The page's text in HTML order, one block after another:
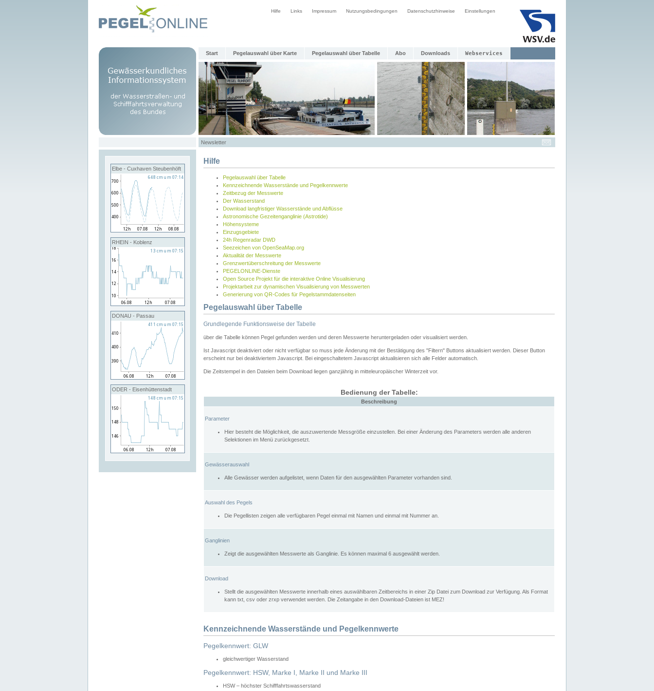
Hilfe Links Impressum Nutzungsbedingungen Datenschutzhinweise Einstellungen
Start Pegelauswahl über Karte Pegelauswahl über Tabelle Abo Downloads Webservices
Newsletter
Elbe - Cuxhaven Steubenhöft
RHEIN - Koblenz
DONAU - Passau
ODER - Eisenhüttenstadt
Hilfe
Pegelauswahl über Tabelle
Kennzeichnende Wasserstände und Pegelkennwerte
Zeitbezug der Messwerte
Der Wasserstand
Download langfristiger Wasserstände und Abflüsse
Astronomische Gezeitenganglinie (Astrotide)
Höhensysteme
Einzugsgebiete
24h Regenradar DWD
Seezeichen von OpenSeaMap.org
Aktualität der Messwerte
Grenzwertüberschreitung der Messwerte
PEGELONLINE-Dienste
Open Source Projekt für die interaktive Online Visualisierung
Projektarbeit zur dynamischen Visualisierung von Messwerten
Generierung von QR-Codes für Pegelstammdatenseiten
Pegelauswahl über Tabelle
Grundlegende Funktionsweise der Tabelle
über die Tabelle können Pegel gefunden werden und deren Messwerte heruntergeladen oder visualisiert werden.
Ist Javascript deaktiviert oder nicht verfügbar so muss jede Änderung mit der Bestätigung des "Filtern" Buttons aktualisiert werden. Dieser Button
erscheint nur bei deaktiviertem Javascript. Bei eingeschaltetem Javascript aktualisieren sich alle Felder automatisch.
Die Zeitstempel in den Dateien beim Download liegen ganzjährig in mitteleuropäischer Winterzeit vor.
Bedienung der Tabelle:
Beschreibung
Parameter
Hier besteht die Möglichkeit, die auszuwertende Messgröße einzustellen. Bei einer Änderung des Parameters werden alle anderen
Selektionen im Menü zurückgesetzt.
Gewässerauswahl
Alle Gewässer werden aufgelistet, wenn Daten für den ausgewählten Parameter vorhanden sind.
Auswahl des Pegels
Die Pegellisten zeigen alle verfügbaren Pegel einmal mit Namen und einmal mit Nummer an.
Ganglinien
Zeigt die ausgewählten Messwerte als Ganglinie. Es können maximal 6 ausgewählt werden.
Download
Stellt die ausgewählten Messwerte innerhalb eines auswählbaren Zeitbereichs in einer Zip Datei zum Download zur Verfügung. Als Format
kann txt, csv oder zrxp verwendet werden. Die Zeitangabe in den Download-Dateien ist MEZ!
Kennzeichnende Wasserstände und Pegelkennwerte
Pegelkennwert: GLW
gleichwertiger Wasserstand
Pegelkennwert: HSW, Marke I, Marke II und Marke III
HSW – höchster Schifffahrtswasserstand